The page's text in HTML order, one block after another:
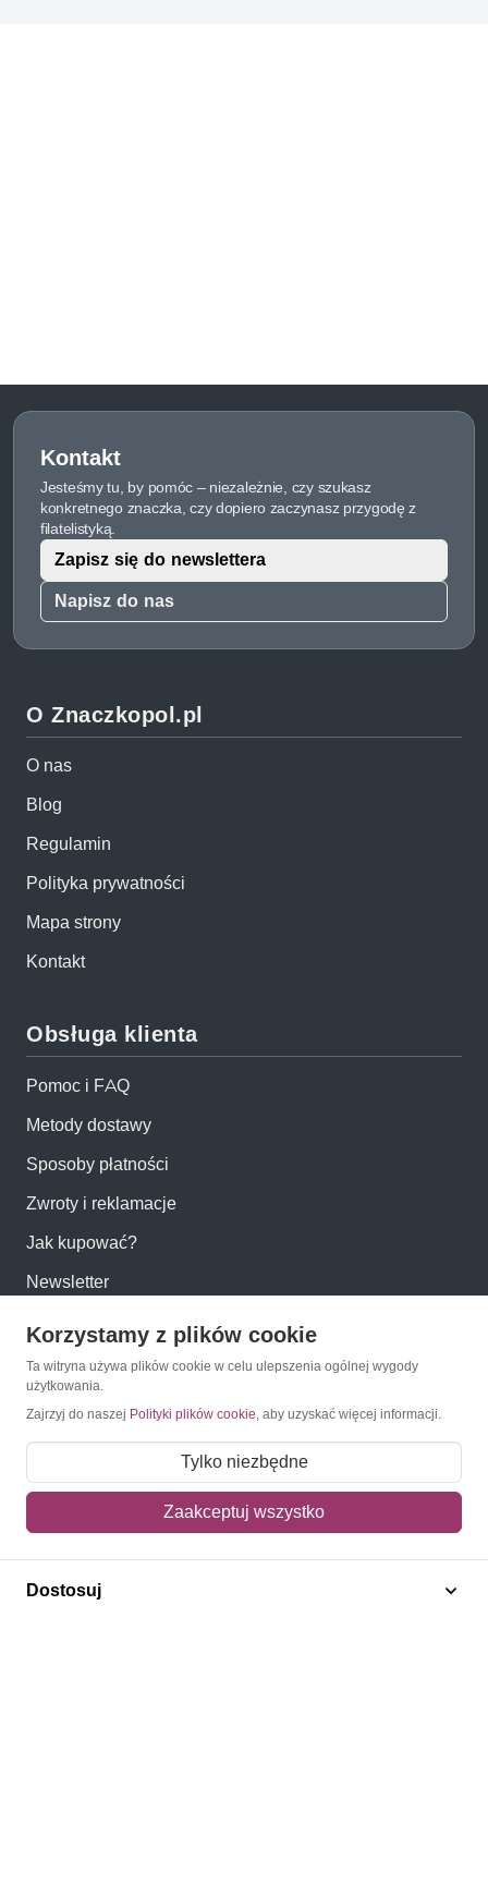
Kontakt
Jesteśmy tu, by pomóc – niezależnie, czy szukasz
konkretnego znaczka, czy dopiero zaczynasz przygodę z
filatelistyką.
Napisz do nas
Zapisz się do newslettera
O Znaczkopol.pl
O nas
Blog
Regulamin
Polityka prywatności
Mapa strony
Kontakt
Obsługa klienta
Pomoc i FAQ
Metody dostawy
Sposoby płatności
Zwroty i reklamacje
Jak kupować?
Newsletter
Konto
Moje konto
Moje zamówienia
Mój koszyk
Adres dostawy
Polecamy
Korzystamy z plików cookie
Ta witryna używa plików cookie w celu ulepszenia ogólnej wygody
użytkowania.
Zajrzyj do naszej Polityki plików cookie, aby uzyskać więcej informacji.
Tylko niezbędne
Zaakceptuj wszystko
Dostosuj